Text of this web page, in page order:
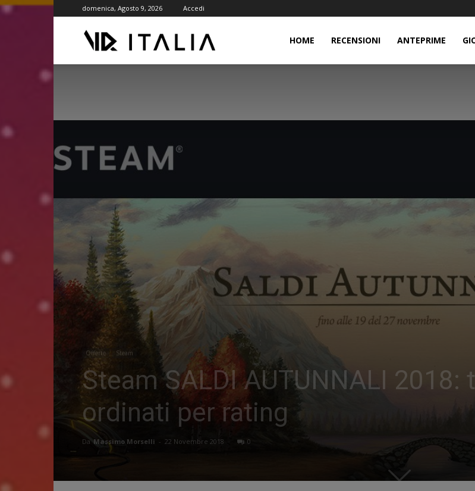
domenica, Agosto 9, 2026 Accedi
HOME RECENSIONI ANTEPRIME
Offerte Steam
Steam SALDI AUTUNNALI 2018:
ordinati per rating
Da Massimo Morselli - 22 Novembre 2018 0